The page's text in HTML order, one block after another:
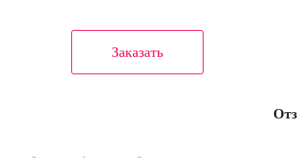
Заказать